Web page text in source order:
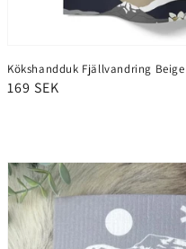
Kökshandduk Fjällvandring Beige
Ordinarie
169 SEK